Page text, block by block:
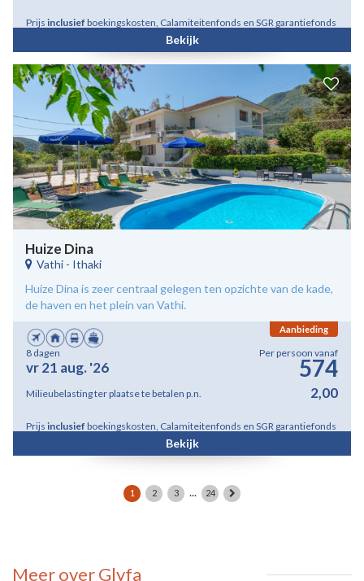
Prijs inclusief boekingskosten, Calamiteitenfonds en SGR garantiefonds
Bekijk
Huize Dina
Vathi - Ithaki
Huize Dina is zeer centraal gelegen ten opzichte van de kade,
de haven en het plein van Vathi.
Aanbieding
8 dagen
vr 21 aug. '26
Per persoon vanaf
574
Milieubelasting ter plaatse te betalen p.n. 2,00
Prijs inclusief boekingskosten, Calamiteitenfonds en SGR garantiefonds
Bekijk
1 2 3 ... 24
Meer over Glyfa